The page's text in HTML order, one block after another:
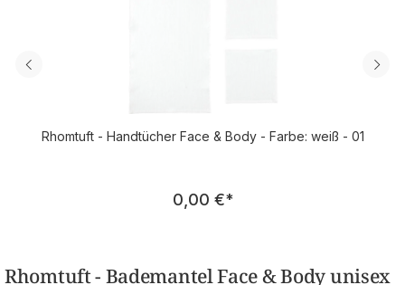
Rhomtuft - Handtücher Face & Body - Farbe: weiß - 01
Regulärer Preis:
0,00 €*
Rhomtuft - Bademantel Face & Body unisex